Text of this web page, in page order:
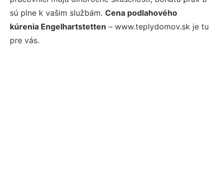
sú plne k vašim službám. Cena podlahového
kúrenia Engelhartstetten – www.teplydomov.sk je tu
pre vás.